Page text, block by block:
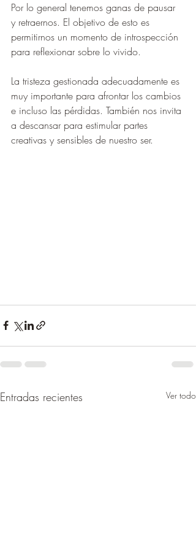
Por lo general tenemos ganas de pausar
y retraernos. El objetivo de esto es
permitirnos un momento de introspección
para reflexionar sobre lo vivido.
La tristeza gestionada adecuadamente es
muy importante para afrontar los cambios
e incluso las pérdidas. También nos invita
a descansar para estimular partes
creativas y sensibles de nuestro ser.
Entradas recientes Ver todo